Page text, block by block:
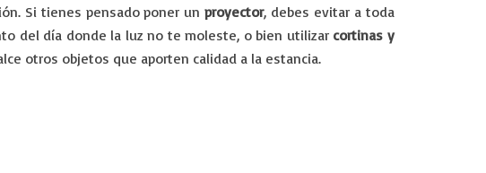
Si tienes pensado poner unproyector, debes evitar a toda
del día donde la luz no te moleste, o bien utilizar cortinas y
otros objetos que aporten calidad a la estancia.